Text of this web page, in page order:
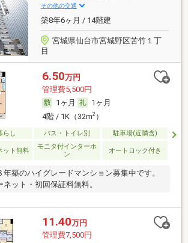
その他の交通
築8年6ヶ月 / 14階建
宮城県仙台市宮城野区苦竹１丁
目
6.50万円
管理費5,500円
1ヶ月
1ヶ月
4階 / 1K（32m2）
らし バス・トイレ別 駐車場(近隣含)
ット無料
モニタ付インターホ
ン
オートロック付き
年築のハイグレードマンション募集中です。
ネット・初回保証料無料。
11.40万円
管理費7,500円